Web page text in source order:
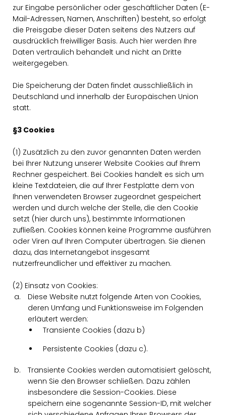
zur Eingabe persönlicher oder geschäftlicher Daten (E-
Mail-Adressen, Namen, Anschriften) besteht, so erfolgt
die Preisgabe dieser Daten seitens des Nutzers auf
ausdrücklich freiwilliger Basis. Auch hier werden Ihre
Daten vertraulich behandelt und nicht an Dritte
weitergegeben.
Die Speicherung der Daten findet ausschließlich in
Deutschland und innerhalb der Europäischen Union
statt.
§3 Cookies
(1) Zusätzlich zu den zuvor genannten Daten werden
bei Ihrer Nutzung unserer Website Cookies auf Ihrem
Rechner gespeichert. Bei Cookies handelt es sich um
kleine Textdateien, die auf Ihrer Festplatte dem von
Ihnen verwendeten Browser zugeordnet gespeichert
werden und durch welche der Stelle, die den Cookie
setzt (hier durch uns), bestimmte Informationen
zufließen. Cookies können keine Programme ausführen
oder Viren auf Ihren Computer übertragen. Sie dienen
dazu, das Internetangebot insgesamt
nutzerfreundlicher und effektiver zu machen.
(2) Einsatz von Cookies:
Diese Website nutzt folgende Arten von Cookies,
deren Umfang und Funktionsweise im Folgenden
erläutert werden:
Transiente Cookies (dazu b)
Persistente Cookies (dazu c).
Transiente Cookies werden automatisiert gelöscht,
wenn Sie den Browser schließen. Dazu zählen
insbesondere die Session-Cookies. Diese
speichern eine sogenannte Session-ID, mit welcher